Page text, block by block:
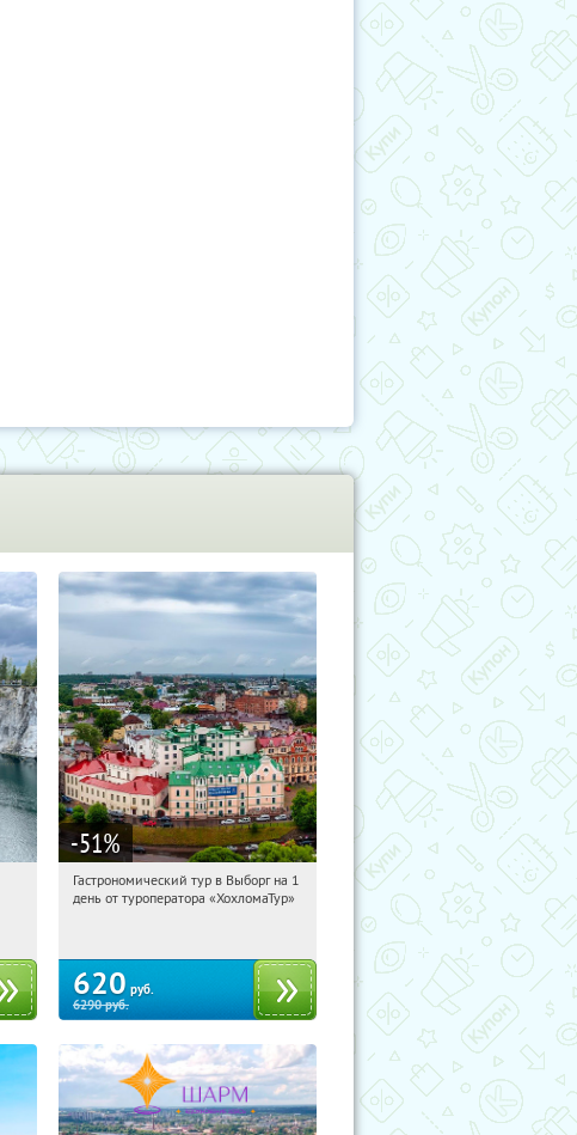
-51%
15:46:45 Купили:5
Гастрономический тур в Выборг на 1
день от туроператора «ХохломаТур»
620 руб.
6290руб.